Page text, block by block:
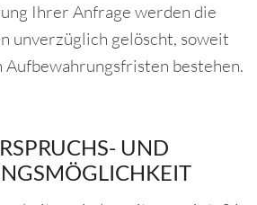
Ihrer Anfrage werden die
unverzüglich gelöscht, soweit
Aufbewahrungsfristen bestehen.
UND